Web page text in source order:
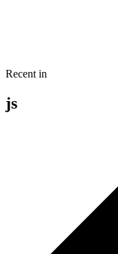
Recent in
js